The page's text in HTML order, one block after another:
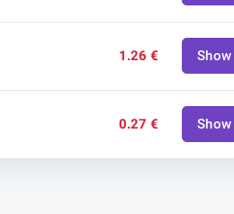
1.26 € Show
0.27 € Show